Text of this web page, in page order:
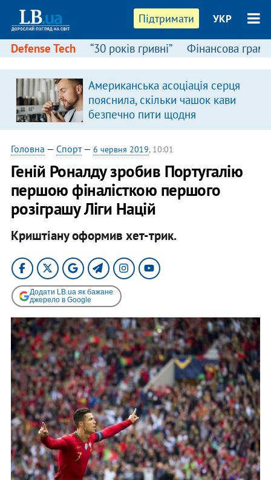
Підтримати УКР
Defense Tech “30 років гривні” Фінансова
Американська асоціація серця
пояснила, скільки чашок кави
безпечно пити щодня
Головна — Спорт— 6 червня 2019, 10:01
Геній Роналду зробив Португалію
першою фіналісткою першого
розіграшу Ліги Націй
Криштіану оформив хет-трик.
Додати LB.ua як бажане
джерело в Google